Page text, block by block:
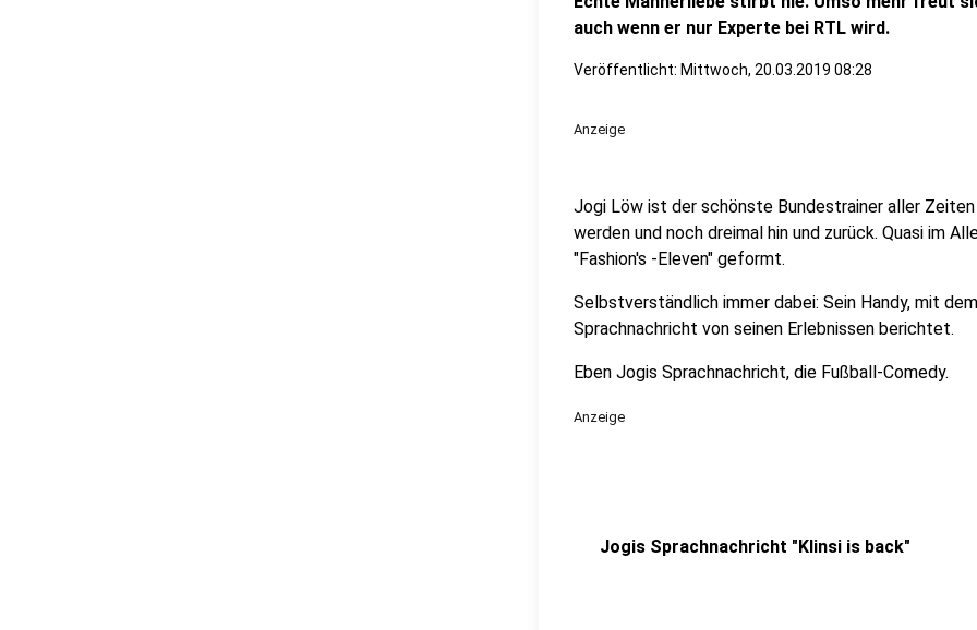
auch wenn er nur Experte bei RTL wird.
Veröffentlicht: Mittwoch, 20.03.2019 08:28
Anzeige
Jogi Löw ist der schönste Bundestrainer aller
werden und noch dreimal hin und zurück. Quasi im
"Fashion's -Eleven" geformt.
Selbstverständlich immer dabei: Sein Handy, mit
Sprachnachricht von seinen Erlebnissen berichtet.
Eben Jogis Sprachnachricht, die Fußball-Comedy.
Anzeige
Jogis Sprachnachricht "Klinsi is back"